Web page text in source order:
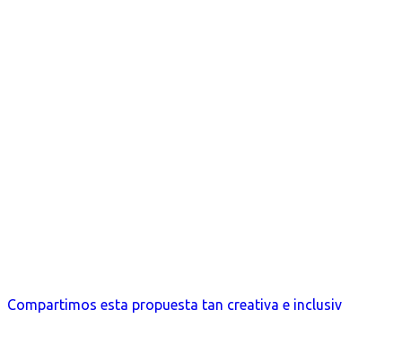
Compartimos esta propuesta tan creativa e inclusiv